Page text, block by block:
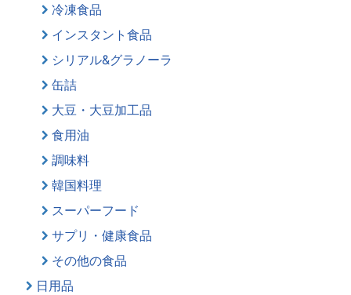
冷凍食品
インスタント食品
シリアル&グラノーラ
缶詰
大豆・大豆加工品
食用油
調味料
韓国料理
スーパーフード
サプリ・健康食品
その他の食品
日用品